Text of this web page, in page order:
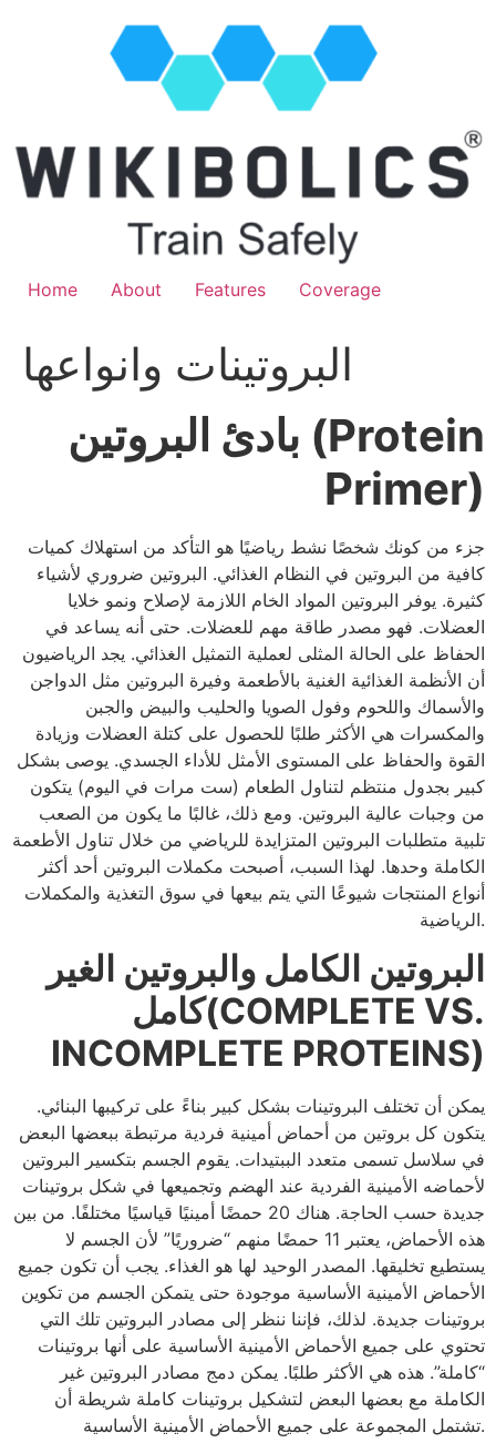
Home About Features Coverage
البروتينات وانواعها
بادئ البروتين (Protein
Primer)
جزء من كونك شخصًا نشط رياضيًا هو التأكد من استهلاك كميات
كافية من البروتين في النظام الغذائي. البروتين ضروري لأشياء
كثيرة. يوفر البروتين المواد الخام اللازمة لإصلاح ونمو خلايا
العضلات. فهو مصدر طاقة مهم للعضلات. حتى أنه يساعد في
الحفاظ على الحالة المثلى لعملية التمثيل الغذائي. يجد الرياضيون
أن الأنظمة الغذائية الغنية بالأطعمة وفيرة البروتين مثل الدواجن
والأسماك واللحوم وفول الصويا والحليب والبيض والجبن
والمكسرات هي الأكثر طلبًا للحصول على كتلة العضلات وزيادة
القوة والحفاظ على المستوى الأمثل للأداء الجسدي. يوصى بشكل
كبير بجدول منتظم لتناول الطعام (ست مرات في اليوم) يتكون
من وجبات عالية البروتين. ومع ذلك، غالبًا ما يكون من الصعب
تلبية متطلبات البروتين المتزايدة للرياضي من خلال تناول الأطعمة
الكاملة وحدها. لهذا السبب، أصبحت مكملات البروتين أحد أكثر
أنواع المنتجات شيوعًا التي يتم بيعها في سوق التغذية والمكملات
الرياضية.
البروتين الكامل والبروتين الغير
كامل(COMPLETE VS.
INCOMPLETE PROTEINS)
يمكن أن تختلف البروتينات بشكل كبير بناءً على تركيبها البنائي.
يتكون كل بروتين من أحماض أمينية فردية مرتبطة ببعضها البعض
في سلاسل تسمى متعدد الببتيدات. يقوم الجسم بتكسير البروتين
لأحماضه الأمينية الفردية عند الهضم وتجميعها في شكل بروتينات
جديدة حسب الحاجة. هناك 20 حمضًا أمينيًا قياسيًا مختلفًا. من بين
هذه الأحماض، يعتبر 11 حمضًا منهم “ضروريًا” لأن الجسم لا
يستطيع تخليقها. المصدر الوحيد لها هو الغذاء. يجب أن تكون جميع
الأحماض الأمينية الأساسية موجودة حتى يتمكن الجسم من تكوين
بروتينات جديدة. لذلك، فإننا ننظر إلى مصادر البروتين تلك التي
تحتوي على جميع الأحماض الأمينية الأساسية على أنها بروتينات
“كاملة”. هذه هي الأكثر طلبًا. يمكن دمج مصادر البروتين غير
الكاملة مع بعضها البعض لتشكيل بروتينات كاملة شريطة أن
تشتمل المجموعة على جميع الأحماض الأمينية الأساسية.